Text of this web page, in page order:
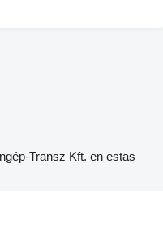
Transz Kft. en estas